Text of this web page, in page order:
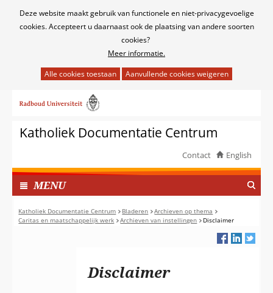
Cookies
Deze website maakt gebruik van functionele en niet-privacygevoelige
cookies. Accepteert u daarnaast ook de plaatsing van andere soorten
cookies?
Meer informatie.
het
van
cookies
deze
website
worden
toegestaan
of
naar
inhoudKatholiek Documentatie Centrum
Contact English
MENUI
N
G
E
Katholiek Documentatie Centrum Bladeren
Archieven op thema
Caritas en maatschappelijk werk
Archieven van instellingen Disclaimer
Disclaimer